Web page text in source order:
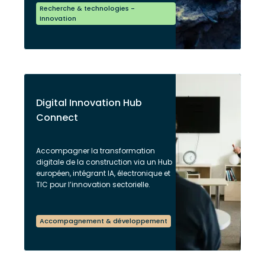
Recherche & technologies -
Innovation
Digital Innovation Hub
Connect
Accompagner la transformation
digitale de la construction via un Hub
européen, intégrant IA, électronique et
TIC pour l’innovation sectorielle.
Accompagnement & développement